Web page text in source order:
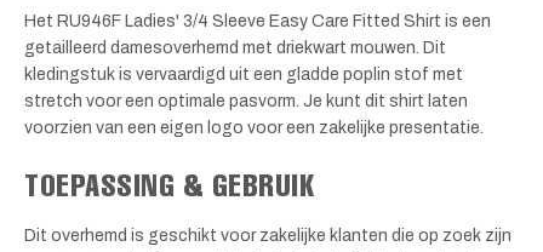
Het RU946F Ladies' 3/4 Sleeve Easy Care Fitted Shirt is een
getailleerd damesoverhemd met driekwart mouwen. Dit
kledingstuk is vervaardigd uit een gladde poplin stof met
stretch voor een optimale pasvorm. Je kunt dit shirt laten
voorzien van een eigen logo voor een zakelijke presentatie.
TOEPASSING & GEBRUIK
Dit overhemd is geschikt voor zakelijke klanten die op zoek zijn